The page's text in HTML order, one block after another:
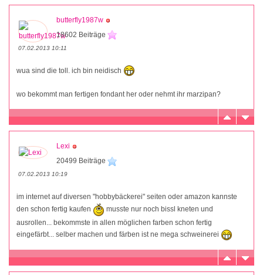
butterfly1987w
18602 Beiträge
07.02.2013 10:11
wua sind die toll. ich bin neidisch
wo bekommt man fertigen fondant her oder nehmt ihr marzipan?
Lexi
20499 Beiträge
07.02.2013 10:19
im internet auf diversen "hobbybäckerei" seiten oder amazon kannste
den schon fertig kaufen
musste nur noch bissl kneten und
ausrollen... bekommste in allen möglichen farben schon fertig
eingefärbt... selber machen und färben ist ne mega schweinerei